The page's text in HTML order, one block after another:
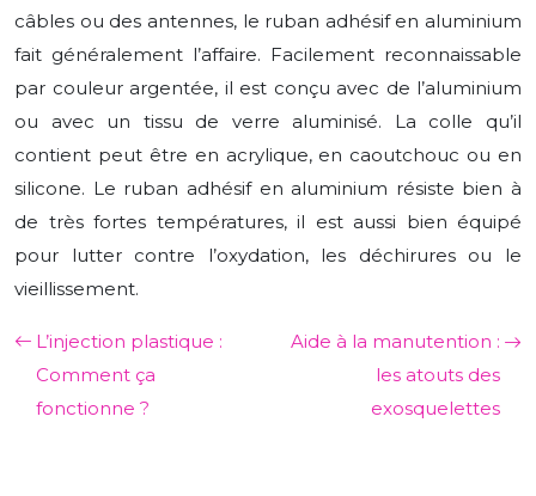
câbles ou des antennes, le ruban adhésif en aluminium
fait généralement l’affaire. Facilement reconnaissable
par couleur argentée, il est conçu avec de l’aluminium
ou avec un tissu de verre aluminisé. La colle qu’il
contient peut être en acrylique, en caoutchouc ou en
silicone. Le ruban adhésif en aluminium résiste bien à
de très fortes températures, il est aussi bien équipé
pour lutter contre l’oxydation, les déchirures ou le
vieillissement.
L’injection plastique :
Comment ça
fonctionne ?
Aide à la manutention :
les atouts des
exosquelettes